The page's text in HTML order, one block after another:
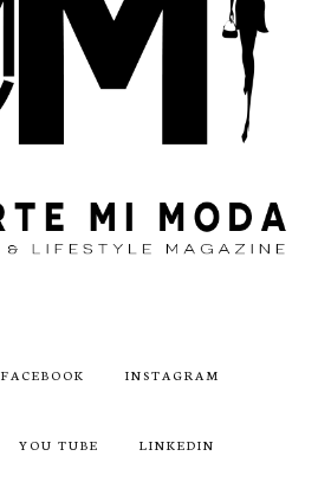
FACEBOOK INSTAGRAM
YOU TUBE LINKEDIN